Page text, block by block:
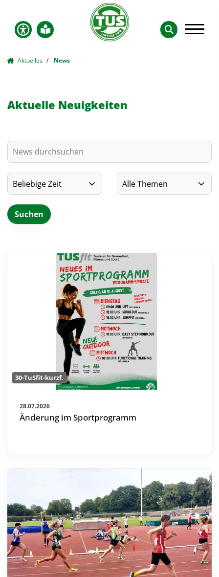
Aktuelles News
Aktuelle Neuigkeiten
30-TuSfit-kurzf.
28.07.2026
Änderung im Sportprogramm